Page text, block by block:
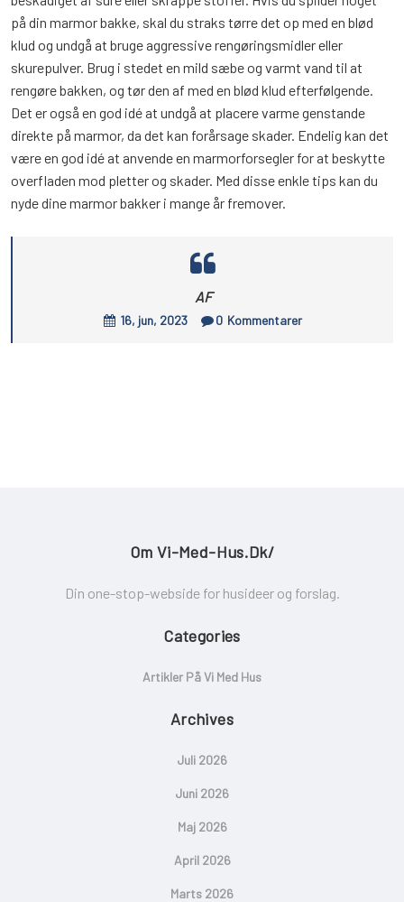
på din marmor bakke, skal du straks tørre det op med en blød
klud og undgå at bruge aggressive rengøringsmidler eller
skurepulver. Brug i stedet en mild sæbe og varmt vand til at
rengøre bakken, og tør den af med en blød klud efterfølgende.
Det er også en god idé at undgå at placere varme genstande
direkte på marmor, da det kan forårsage skader. Endelig kan det
være en god idé at anvende en marmorforsegler for at beskytte
overfladen mod pletter og skader. Med disse enkle tips kan du
nyde dine marmor bakker i mange år fremover.
AF
16, jun, 2023 0 Kommentarer
Om Vi-Med-Hus.dk/
Din one-stop-webside for husideer og forslag.
Categories
Artikler På Vi Med Hus
Archives
Juli 2026
Juni 2026
Maj 2026
April 2026
Marts 2026